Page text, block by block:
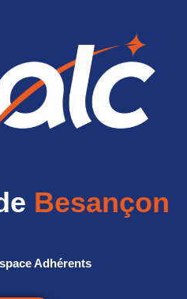
Besançon
Adhérents